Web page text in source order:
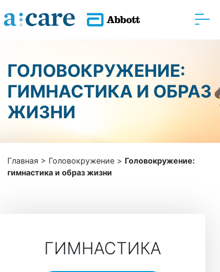
ГОЛОВОКРУЖЕНИЕ:
ГИМНАСТИКА И ОБРАЗ
ЖИЗНИ
Главная > Головокружение > Головокружение:
гимнастика и образ жизни
ГИМНАСТИКА